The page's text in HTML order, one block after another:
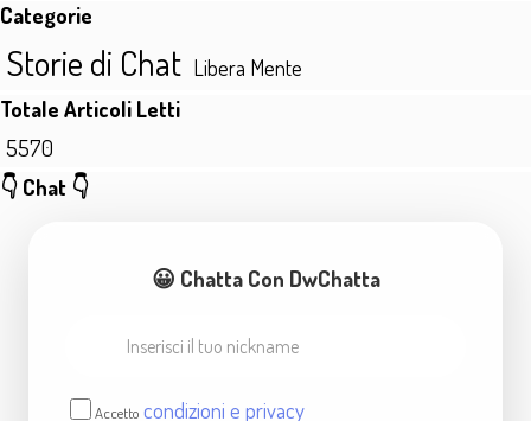
Salta blocco Categorie
Categorie
Storie di Chat Libera Mente
Salta blocco Totale Articoli Letti
Totale Articoli Letti
5570
Salta blocco 👇 Chat 👇
👇 Chat 👇
😀 Chatta Con DwChatta
Accetto condizioni e privacy